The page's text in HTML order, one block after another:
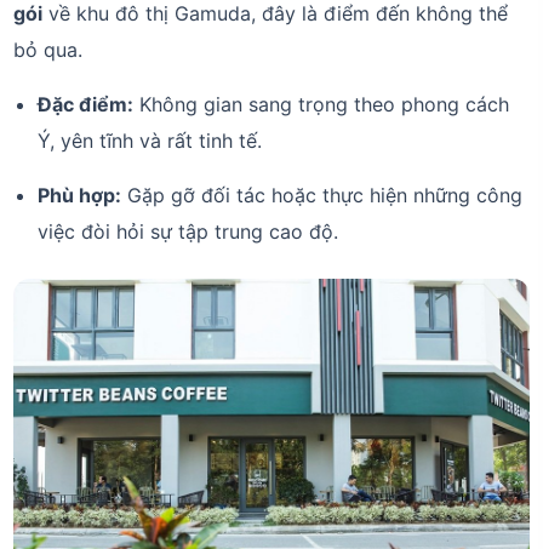
gói về khu đô thị Gamuda, đây là điểm đến không thể
bỏ qua.
Đặc điểm: Không gian sang trọng theo phong cách
Ý, yên tĩnh và rất tinh tế.
Phù hợp: Gặp gỡ đối tác hoặc thực hiện những công
việc đòi hỏi sự tập trung cao độ.